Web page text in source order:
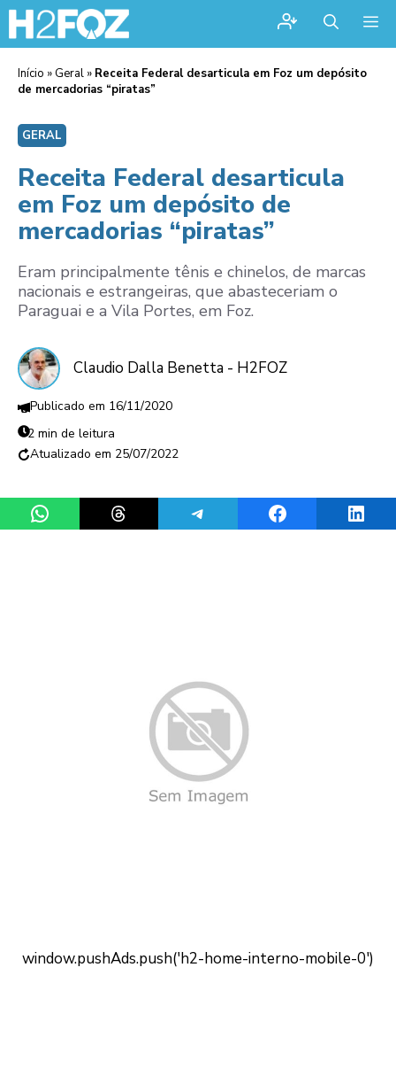
Início » Geral » Receita Federal desarticula em Foz um depósito
de mercadorias “piratas”
GERAL
Receita Federal desarticula
em Foz um depósito de
mercadorias “piratas”
Eram principalmente tênis e chinelos, de marcas
nacionais e estrangeiras, que abasteceriam o
Paraguai e a Vila Portes, em Foz.
Claudio Dalla Benetta - H2FOZ
16/11/2020
2 min de leitura
25/07/2022
Share on WhatsAppShare on ThreadsShare on TelegramShare on Facebook